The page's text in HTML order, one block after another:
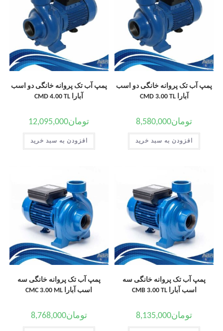
پمپ آب تک پروانه خانگی دو اسب
آبارا CMD 3.00 TL
تومان8,580,000
افزودن به سبد خرید
پمپ آب تک پروانه خانگی دو اسب
آبارا CMD 4.00 TL
تومان12,095,000
افزودن به سبد خرید
پمپ آب تک پروانه خانگی سه
اسب آبارا CMB 3.00 TL
تومان8,135,000
پمپ آب تک پروانه خانگی سه
اسب آبارا CMC 3.00 ML
تومان8,768,000